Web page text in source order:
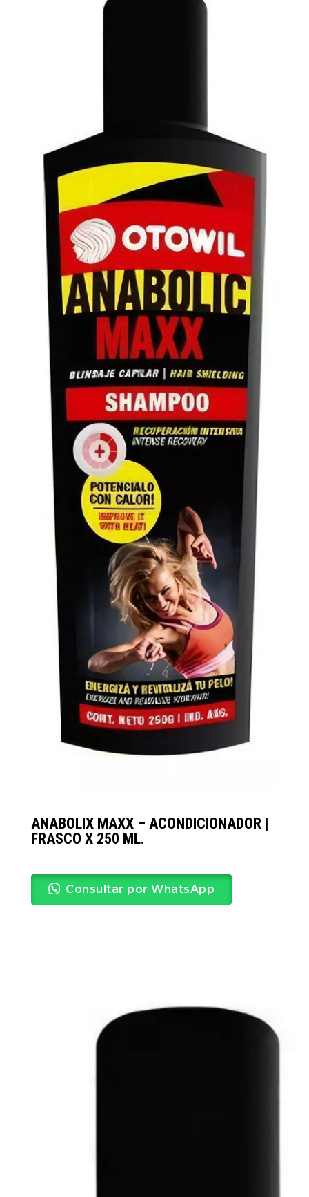
ANABOLIX MAXX – ACONDICIONADOR |
FRASCO X 250 ML.
Consultar por WhatsApp
la masa capilar y elimina el frizz.